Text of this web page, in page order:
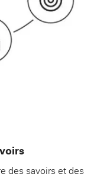
des savoirs et des